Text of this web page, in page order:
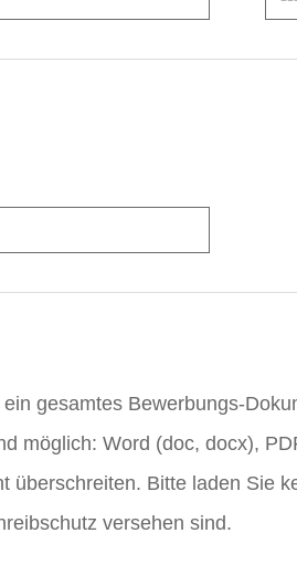
gesamtes Bewerbungs-
möglich: Word (doc, docx),
überschreiten. Bitte laden Sie
versehen sind.